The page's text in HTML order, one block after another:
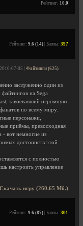
Рейтинг: 10.0
Рейтинг: 9.6 (14) | Баллы: 397
2010-07-05 | Файтинги (625)
заслуженно один из
на Sega
завоевавший огромную
по всему миру.
персонажи,
приёмы, превосходная
- вот немногие из
достоинств этой
с полностью
настроить управление
Скачать игру (260.65 Мб.)
Рейтинг: 9.6 (87) | Баллы: 301